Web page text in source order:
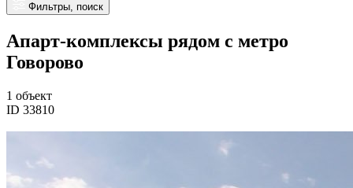
Фильтры, поиск
Апарт-комплексы рядом с метро
Говорово
1 объект
ID 33810